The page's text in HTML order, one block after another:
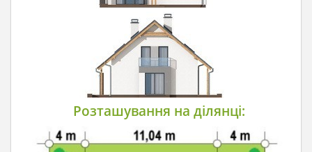
Розташування на ділянці: